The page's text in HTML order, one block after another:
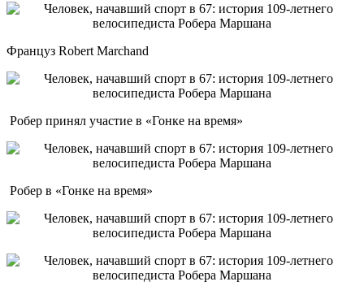
Француз Robert Marchand
Робер принял участие в «Гонке на время»
Робер в «Гонке на время»